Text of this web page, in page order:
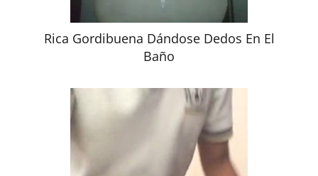
Rica Gordibuena Dándose Dedos En El
Baño